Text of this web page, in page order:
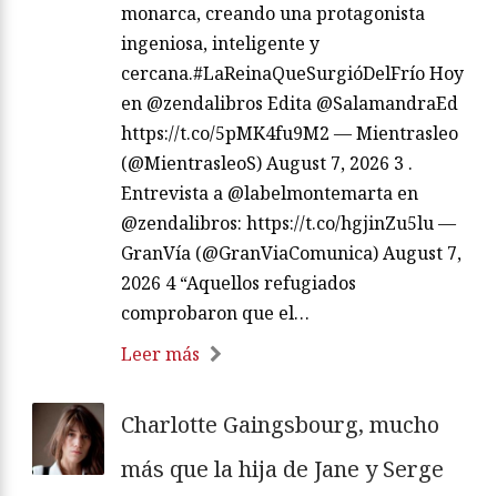
monarca, creando una protagonista
ingeniosa, inteligente y
cercana.#LaReinaQueSurgióDelFrío Hoy
en @zendalibros Edita @SalamandraEd
https://t.co/5pMK4fu9M2 — Mientrasleo
(@MientrasleoS) August 7, 2026 3 .
Entrevista a @labelmontemarta en
@zendalibros: https://t.co/hgjinZu5lu —
GranVía (@GranViaComunica) August 7,
2026 4 “Aquellos refugiados
comprobaron que el…
Leer más
Charlotte Gaingsbourg, mucho
más que la hija de Jane y Serge